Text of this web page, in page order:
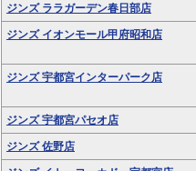
ジンズ ララガーデン春日部店
ジンズ イオンモール甲府昭和店
ジンズ 宇都宮インターパーク店
ジンズ 宇都宮パセオ店
ジンズ 佐野店